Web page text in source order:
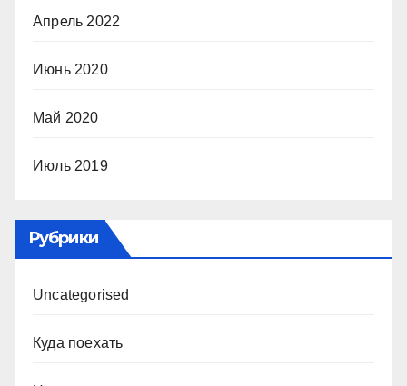
Апрель 2022
Июнь 2020
Май 2020
Июль 2019
Рубрики
Uncategorised
Куда поехать